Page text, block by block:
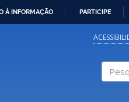
À INFORMAÇÃO PARTICIPE